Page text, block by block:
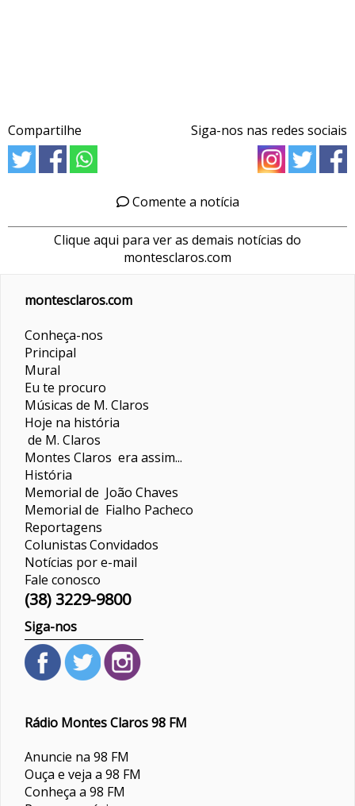
Compartilhe Siga-nos nas redes sociais
Comente a notícia
Clique aqui para ver as demais notícias do
montesclaros.com
montesclaros.com
Conheça-nos
Principal
Mural
Eu te procuro
Músicas de M. Claros
Hoje na história
de M. Claros
Montes Claros era assim...
História
Memorial de João Chaves
Memorial de Fialho Pacheco
Reportagens
ColunistasConvidados
Notícias por e-mail
Fale conosco
(38) 3229-9800
Siga-nos
Rádio Montes Claros 98 FM
Anuncie na 98 FM
Ouça e veja a 98 FM
Conheça a 98 FM